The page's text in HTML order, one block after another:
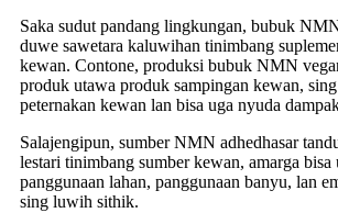
Saka sudut pandang lingkungan, bubuk
duwe sawetara kaluwihan tinimbang
kewan. Contone, produksi bubuk NMN
produk utawa produk sampingan kewan,
peternakan kewan lan bisa uga nyuda
Salajengipun, sumber NMN adhedhasar
lestari tinimbang sumber kewan, amarga bisa
panggunaan lahan, panggunaan banyu, lan
sing luwih sithik.